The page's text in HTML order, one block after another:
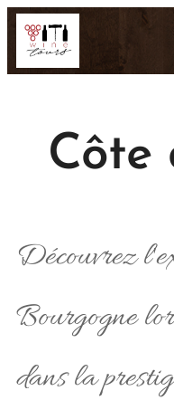
Côte
Découvrez
Bourgogne
dans la